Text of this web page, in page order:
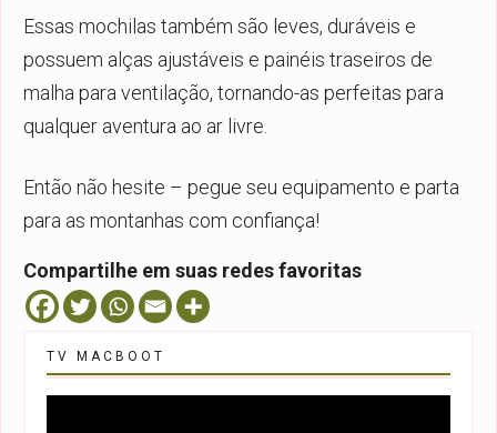
Essas mochilas também são leves, duráveis e
possuem alças ajustáveis e painéis traseiros de
malha para ventilação, tornando-as perfeitas para
qualquer aventura ao ar livre.
Então não hesite – pegue seu equipamento e parta
para as montanhas com confiança!
Compartilhe em suas redes favoritas
TV MACBOOT